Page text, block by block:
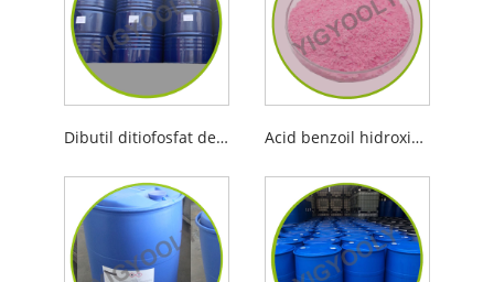
Dibutil ditiofosfat de amoniu Acid benzoil hidroximic